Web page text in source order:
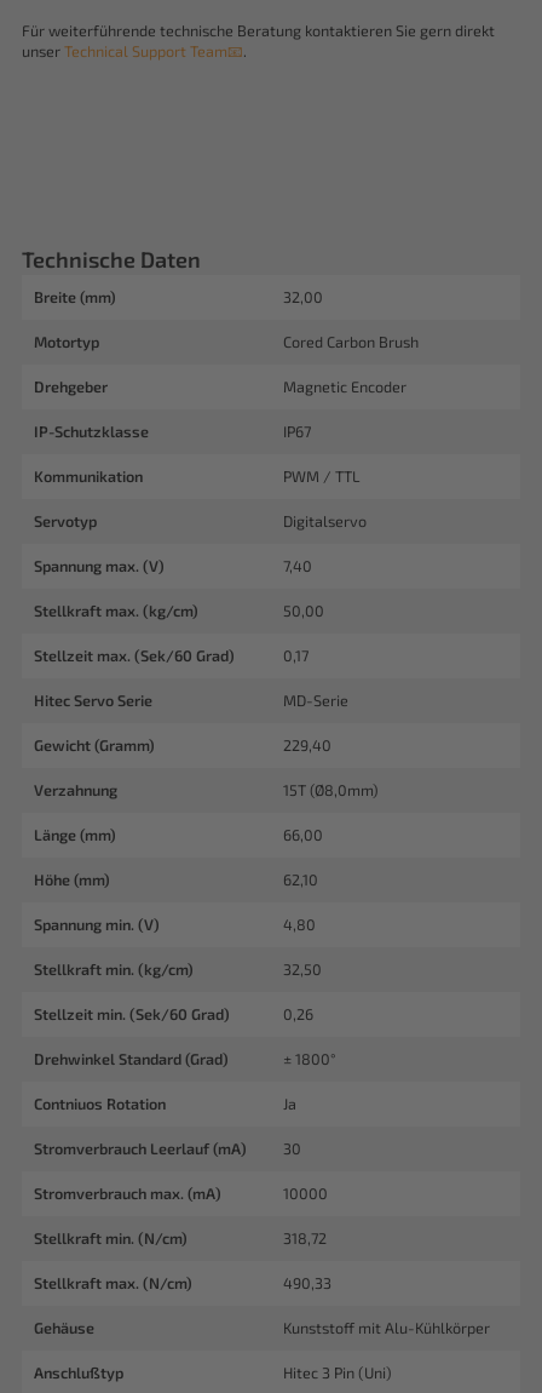
Für weiterführende technische Beratung kontaktieren Sie gern direkt
unserTechnical Support Team📧.
Technische Daten
Breite (mm) 32,00
Motortyp Cored Carbon Brush
Drehgeber Magnetic Encoder
IP-Schutzklasse IP67
Kommunikation PWM / TTL
Servotyp Digitalservo
Spannung max. (V) 7,40
Stellkraft max. (kg/cm) 50,00
Stellzeit max. (Sek/60 Grad) 0,17
Hitec Servo Serie MD-Serie
Gewicht (Gramm) 229,40
Verzahnung 15T (Ø8,0mm)
Länge (mm) 66,00
Höhe (mm) 62,10
Spannung min. (V) 4,80
Stellkraft min. (kg/cm) 32,50
Stellzeit min. (Sek/60 Grad) 0,26
Drehwinkel Standard (Grad) ± 1800°
Contniuos Rotation Ja
Stromverbrauch Leerlauf (mA) 30
Stromverbrauch max. (mA) 10000
Stellkraft min. (N/cm) 318,72
Stellkraft max. (N/cm) 490,33
Gehäuse Kunststoff mit Alu-Kühlkörper
Anschlußtyp Hitec 3 Pin (Uni)